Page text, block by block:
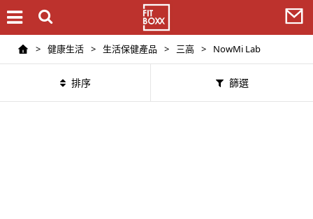
> 健康生活 > 生活保健產品 > 三高 > NowMi Lab
排序 篩選